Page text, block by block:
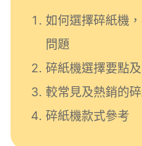
如何選擇碎紙機
問題
碎紙機選擇要點
較常見及熱銷的
碎紙機款式參考